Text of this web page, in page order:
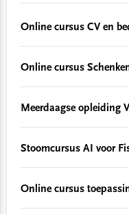
Online cursus CV en
Online cursus
Meerdaagse opleiding
Stoomcursus AI voor
Online cursus